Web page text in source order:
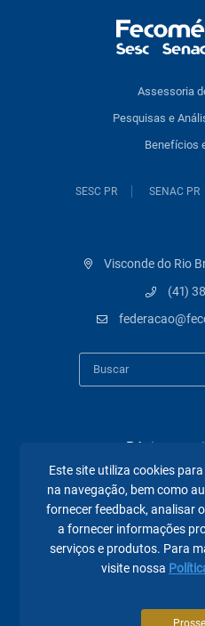
Assessoria
Pesquisas e
Benefícios
SESC PR SENAC PR
Visconde do Rio
(41)
Páginas
A
Este site utiliza cookies
na navegação, bem como
fornecer feedback, analisar
a fornecer informações
serviços e produtos. Para
visite nossa